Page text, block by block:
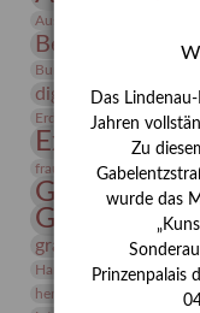
Ausstellung „Vier Winde“
Bernhard
Burg Posterstein
digitallabor
Erdmann Julius Dietrich
frauen Frauen in
Gerhard-
Gerhard
grafische sammlung
Hanns-Conon von der
herman de vries
Das
Jahren
Zu
wurde das
Prinzenpalais